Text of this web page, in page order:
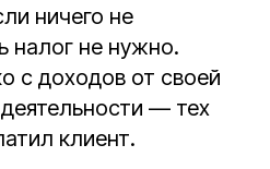
ничего не
налог не нужно.
с доходов от своей
— тех
клиент.